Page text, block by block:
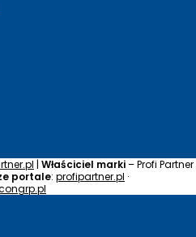
| Właściciel marki– Profi Partner
portale: profipartner.pl ·